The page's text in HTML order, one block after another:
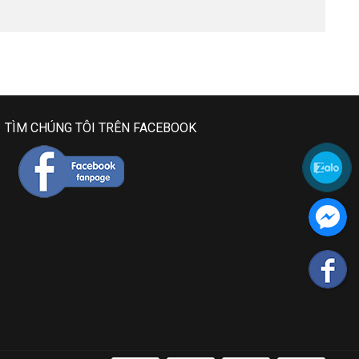
TÌM CHÚNG TÔI TRÊN FACEBOOK